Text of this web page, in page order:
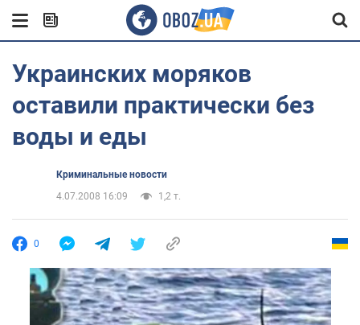
Украинских моряков
оставили практически без
воды и еды
Криминальные новости
4.07.2008 16:09
1,2 т.
0